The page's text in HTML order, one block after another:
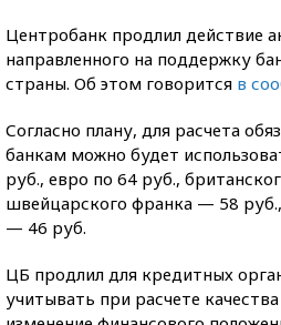
Центробанк продлил действие
направленного на поддержку
страны. Об этом говорится в
Согласно плану, для расчета
банкам можно будет
руб., евро по 64 руб.,
швейцарского франка — 58
— 46 руб.
ЦБ продлил для кредитных
учитывать при расчете